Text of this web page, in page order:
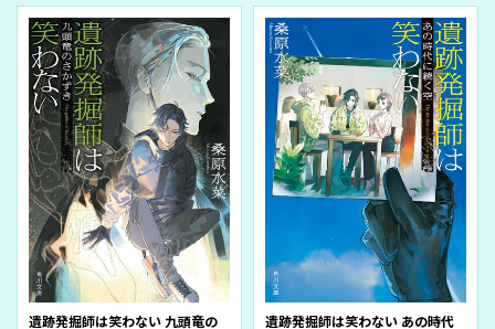
遺跡発掘師は笑わない 九頭竜の
遺跡発掘師は笑わない あの時代